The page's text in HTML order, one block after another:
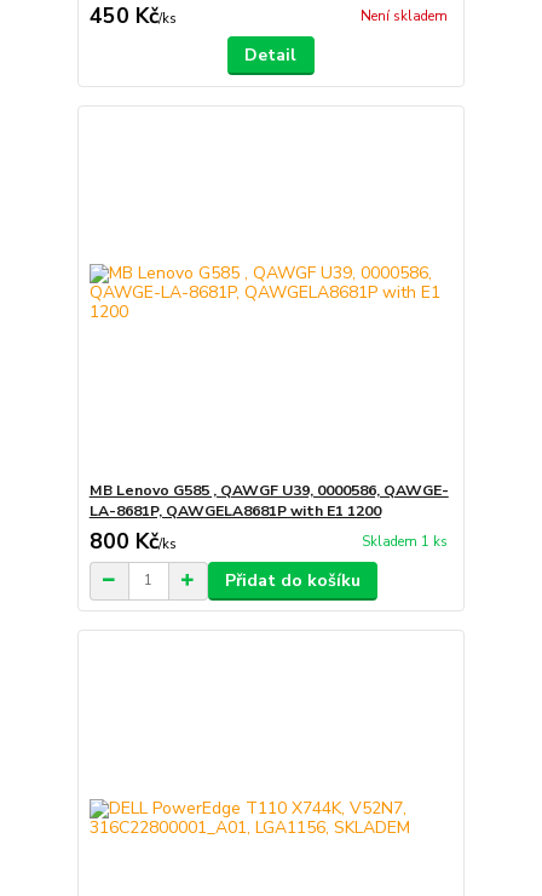
450 Kč/ks Není skladem
Detail
MB Lenovo G585 , QAWGF U39, 0000586, QAWGE-
LA-8681P, QAWGELA8681P with E1 1200
800 Kč/ks Skladem 1 ks
Přidat do košíku